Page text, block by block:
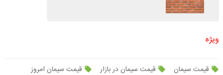
ویژه
قیمت سیمان قیمت سیمان در بازار قیمت سیمان امروز